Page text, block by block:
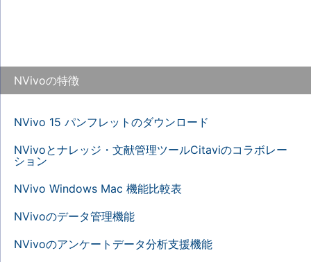
NVivoの特徴
NVivo 15 パンフレットのダウンロード
NVivoとナレッジ・文献管理ツールCitaviのコラボレー
ション
NVivo Windows Mac 機能比較表
NVivoのデータ管理機能
NVivoのアンケートデータ分析支援機能